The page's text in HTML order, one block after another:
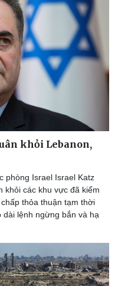
khỏi Lebanon,
phòng Israel Israel Katz
khỏi các khu vực đã kiểm
thỏa thuận tạm thời
lệnh ngừng bắn và hạ